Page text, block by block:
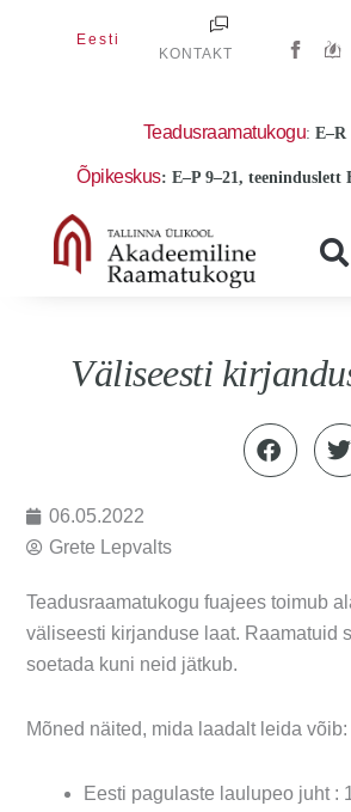
Eesti
KONTAKT
Teadusraamatukogu:E–R
Õpikeskus: E–P 9–21, teeninduslett
Väliseesti
06.05.2022
Grete Lepvalts
Teadusraamatukogu fuajees toimub
väliseesti kirjanduse laat. Raamatuid
soetada kuni neid jätkub.
Mõned näited, mida laadalt leida võib:
Eesti pagulaste laulupeo juht :